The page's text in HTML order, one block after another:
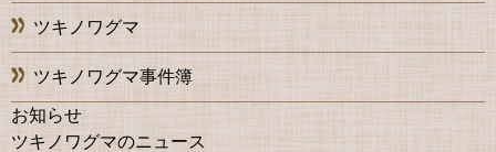
ツキノワグマ
ツキノワグマ事件簿
お知らせ
ツキノワグマのニュース